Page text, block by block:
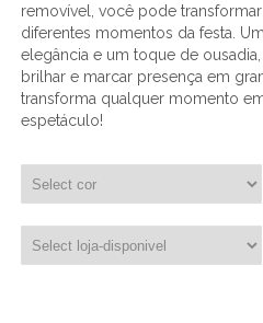
removível, você pode
diferentes momentos da festa.
elegância e um toque de
brilhar e marcar presença em
transforma qualquer momento
espetáculo!